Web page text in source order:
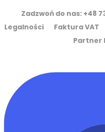
Zadzwoń do nas: +48
Legalności Faktura VAT
Partner